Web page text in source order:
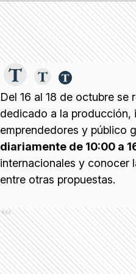
Del 16 al 18 de octubre se
dedicado a la producción,
emprendedores y público
diariamente de 10:00 a
internacionales y conocer
entre otras propuestas.
Ads